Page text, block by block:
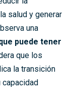
salud y generar
una
puede tener
que los
la transición